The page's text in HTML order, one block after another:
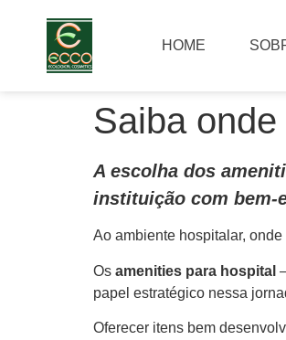
HOME
Saiba
A escolha dos
instituição com bem-
Ao ambiente hospitalar,
Os amenities para hospital
papel estratégico nessa
Oferecer itens bem